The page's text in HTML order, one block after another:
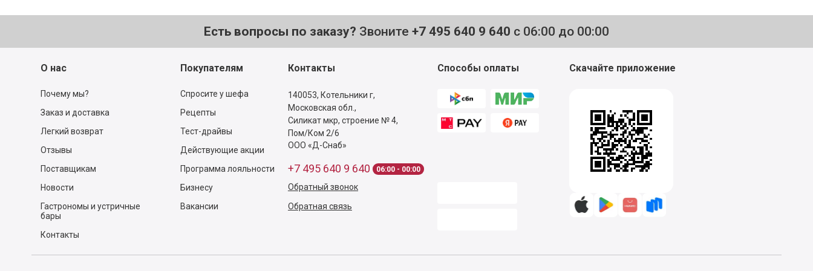
Есть вопросы по заказу? Звоните +7 495 640 9 640 с 06:00 до 00:00
О нас
Почему мы?
Заказ и доставка
Легкий возврат
Отзывы
Поставщикам
Новости
Гастрономы и устричные
бары
Контакты
Покупателям
Спросите у шефа
Рецепты
Тест-драйвы
Действующие акции
Программа лояльности
Бизнесу
Вакансии
Контакты
140053, Котельники г,
Московская обл.,
Силикат мкр, строение № 4,
Пом/Ком 2/6
ООО «Д-Снаб»
+7 495 640 9 640 06:00 - 00:00
Обратный звонок
Обратная связь
Способы оплаты Скачайте приложение